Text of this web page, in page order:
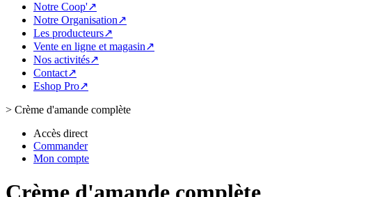
Notre Coop'↗
Notre Organisation↗
Les producteurs↗
Vente en ligne et magasin↗
Nos activités↗
Contact↗
Eshop Pro↗
> Crème d'amande complète
Accès direct
Commander
Mon compte